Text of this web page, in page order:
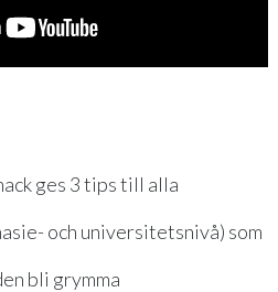
ges 3 tips till alla
och universitetsnivå) som
bli grymma